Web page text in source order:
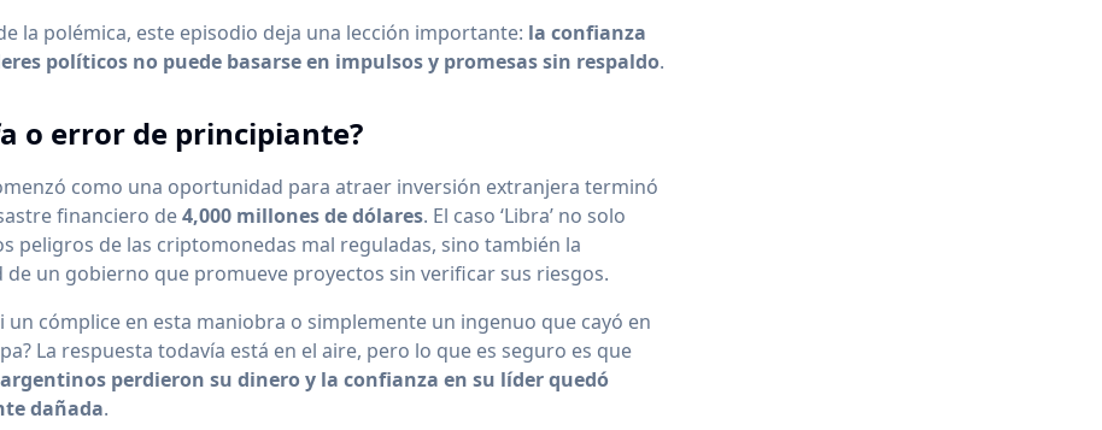
la polémica, este episodio deja una lección importante: la confianza
políticos no puede basarse en impulsos y promesas sin respaldo.
o error de principiante?
como una oportunidad para atraer inversión extranjera terminó
financiero de4,000 millones de dólares. El caso ‘Libra’ no solo
peligros de las criptomonedas mal reguladas, sino también la
un gobierno que promueve proyectos sin verificar sus riesgos.
un cómplice en esta maniobra o simplemente un ingenuo que cayó en
La respuesta todavía está en el aire, pero lo que es seguro es que
perdieron su dinero y la confianza en su líder quedó
dañada.